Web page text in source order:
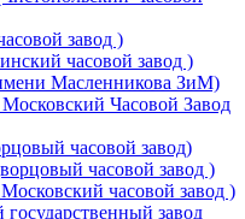
завод )
часовой завод )
Масленникова ЗиМ)
Часовой Завод
часовой завод)
часовой завод )
часовой завод )
завод